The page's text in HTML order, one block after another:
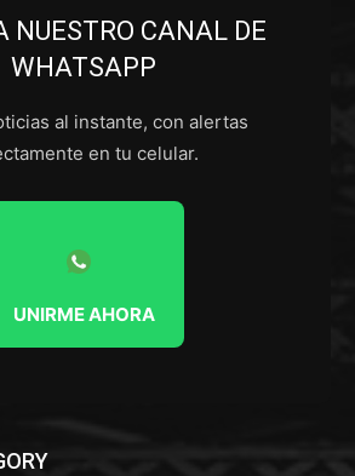
NUESTRO CANAL DE
WHATSAPP
al instante, con alertas
en tu celular.
UNIRME AHORA